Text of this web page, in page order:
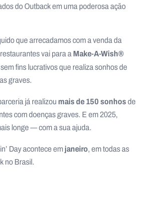
do Outback em uma poderosa ação
que arrecadamos com a venda da
vai para aMake-A-Wish®
fins lucrativos que realiza sonhos de
graves.
já realizou mais de 150 sonhosde
com doenças graves. E em 2025,
longe — com a sua ajuda.
Day acontece emjaneiro, em todas as
no Brasil.